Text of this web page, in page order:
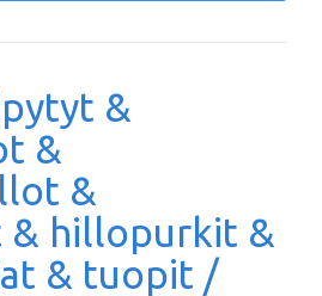
&
&
&
hillopurkit &
& tuopit /